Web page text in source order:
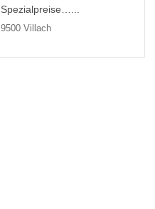
Spezialpreise…...
9500 Villach